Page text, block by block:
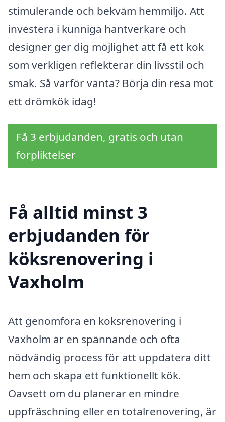
stimulerande och bekväm hemmiljö. Att
investera i kunniga hantverkare och
designer ger dig möjlighet att få ett kök
som verkligen reflekterar din livsstil och
smak. Så varför vänta? Börja din resa mot
ett drömkök idag!
Få 3 erbjudanden, gratis och utan
förpliktelser
Få alltid minst 3
erbjudanden för
köksrenovering i
Vaxholm
Att genomföra en köksrenovering i
Vaxholm är en spännande och ofta
nödvändig process för att uppdatera ditt
hem och skapa ett funktionellt kök.
Oavsett om du planerar en mindre
uppfräschning eller en totalrenovering, är